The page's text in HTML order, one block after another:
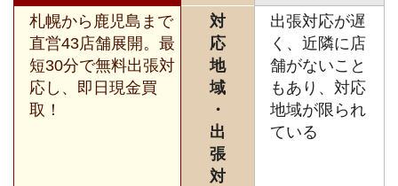
札幌から鹿児島まで
直営43店舗展開。最
短30分で無料出張対
応し、即日現金買
取！
対
応
地
域
・
出
張
対
出張対応が遅
く、近隣に店
舗がないこと
もあり、対応
地域が限られ
ている